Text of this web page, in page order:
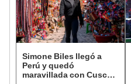
Simone Biles llegó a
Perú y quedó
maravillada con Cusco: